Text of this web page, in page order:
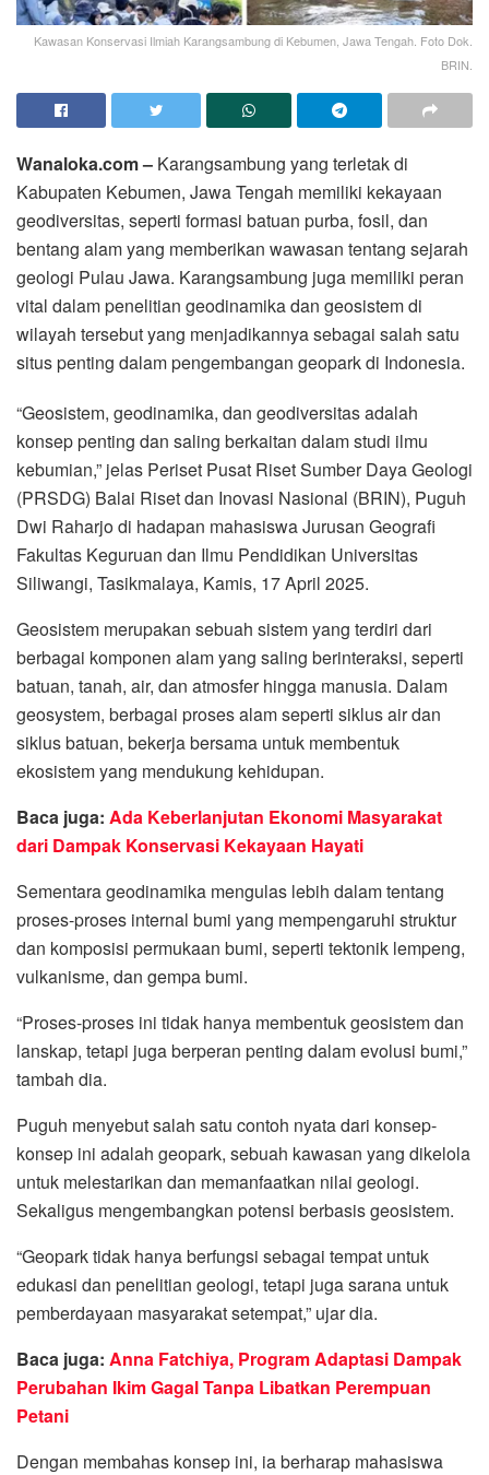
Kawasan Konservasi Ilmiah Karangsambung di Kebumen, Jawa Tengah. Foto Dok.
BRIN.
Wanaloka.com – Karangsambung yang terletak di
Kabupaten Kebumen, Jawa Tengah memiliki kekayaan
geodiversitas, seperti formasi batuan purba, fosil, dan
bentang alam yang memberikan wawasan tentang sejarah
geologi Pulau Jawa. Karangsambung juga memiliki peran
vital dalam penelitian geodinamika dan geosistem di
wilayah tersebut yang menjadikannya sebagai salah satu
situs penting dalam pengembangan geopark di Indonesia.
“Geosistem, geodinamika, dan geodiversitas adalah
konsep penting dan saling berkaitan dalam studi ilmu
kebumian,” jelas Periset Pusat Riset Sumber Daya Geologi
(PRSDG) Balai Riset dan Inovasi Nasional (BRIN), Puguh
Dwi Raharjo di hadapan mahasiswa Jurusan Geografi
Fakultas Keguruan dan Ilmu Pendidikan Universitas
Siliwangi, Tasikmalaya, Kamis, 17 April 2025.
Geosistem merupakan sebuah sistem yang terdiri dari
berbagai komponen alam yang saling berinteraksi, seperti
batuan, tanah, air, dan atmosfer hingga manusia. Dalam
geosystem, berbagai proses alam seperti siklus air dan
siklus batuan, bekerja bersama untuk membentuk
ekosistem yang mendukung kehidupan.
Baca juga: Ada Keberlanjutan Ekonomi Masyarakat
dari Dampak Konservasi Kekayaan Hayati
Sementara geodinamika mengulas lebih dalam tentang
proses-proses internal bumi yang mempengaruhi struktur
dan komposisi permukaan bumi, seperti tektonik lempeng,
vulkanisme, dan gempa bumi.
“Proses-proses ini tidak hanya membentuk geosistem dan
lanskap, tetapi juga berperan penting dalam evolusi bumi,”
tambah dia.
Puguh menyebut salah satu contoh nyata dari konsep-
konsep ini adalah geopark, sebuah kawasan yang dikelola
untuk melestarikan dan memanfaatkan nilai geologi.
Sekaligus mengembangkan potensi berbasis geosistem.
“Geopark tidak hanya berfungsi sebagai tempat untuk
edukasi dan penelitian geologi, tetapi juga sarana untuk
pemberdayaan masyarakat setempat,” ujar dia.
Baca juga: Anna Fatchiya, Program Adaptasi Dampak
Perubahan Ikim Gagal Tanpa Libatkan Perempuan
Petani
Dengan membahas konsep ini, ia berharap mahasiswa